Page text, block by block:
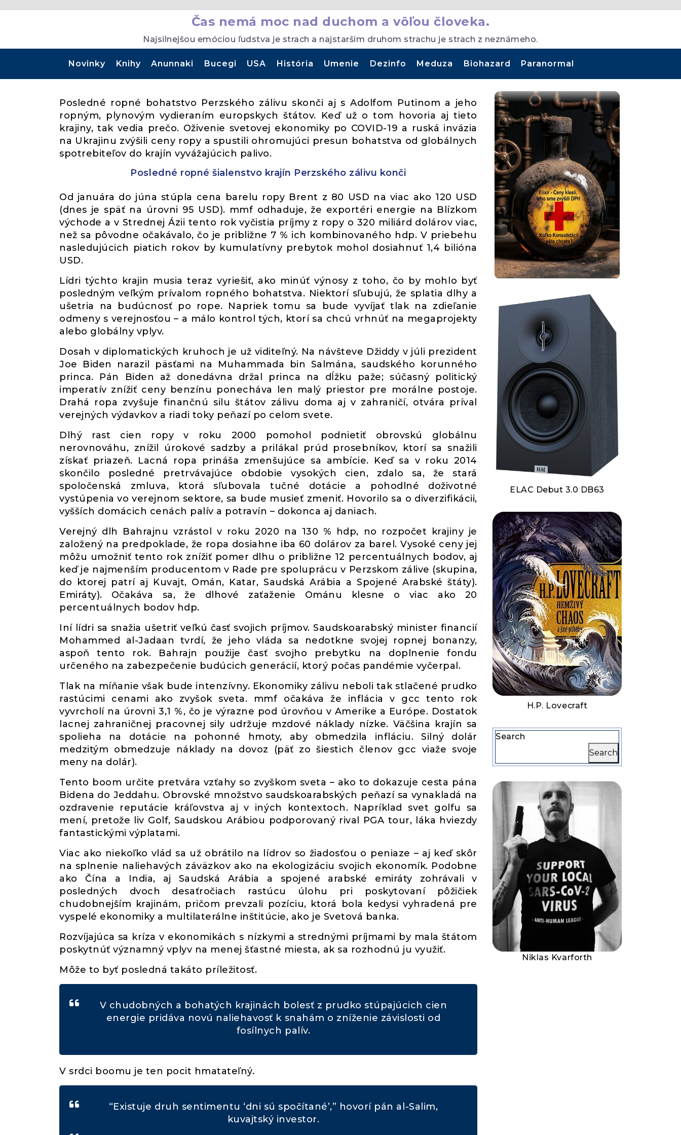
Čas nemá moc nad duchom a vôľou človeka.
Najsilnejšou emóciou ľudstva je strach a najstarším druhom strachu je strach z neznámeho.
Novinky Knihy Anunnaki Bucegi USA História Umenie Dezinfo Meduza Biohazard Paranormal
Posledné ropné bohatstvo Perzského zálivu skonči aj s Adolfom Putinom a jeho
ropným, plynovým vydieraním europskych štátov. Keď už o tom hovoria aj tieto
krajiny, tak vedia prečo. Oživenie svetovej ekonomiky po COVID-19 a ruská invázia
na Ukrajinu zvýšili ceny ropy a spustili ohromujúci presun bohatstva od globálnych
spotrebiteľov do krajín vyvážajúcich palivo.
Posledné ropné šialenstvo krajín Perzského zálivu konči
Od januára do júna stúpla cena barelu ropy Brent z 80 USD na viac ako 120 USD
(dnes je späť na úrovni 95 USD). mmf odhaduje, že exportéri energie na Blízkom
východe a v Strednej Ázii tento rok vyčistia príjmy z ropy o 320 miliárd dolárov viac,
než sa pôvodne očakávalo, čo je približne 7 % ich kombinovaného hdp. V priebehu
nasledujúcich piatich rokov by kumulatívny prebytok mohol dosiahnuť 1,4 bilióna
USD.
Lídri týchto krajin musia teraz vyriešiť, ako minúť výnosy z toho, čo by mohlo byť
posledným veľkým prívalom ropného bohatstva. Niektorí sľubujú, že splatia dlhy a
ušetria na budúcnosť po rope. Napriek tomu sa bude vyvíjať tlak na zdieľanie
odmeny s verejnosťou – a málo kontrol tých, ktorí sa chcú vrhnúť na megaprojekty
alebo globálny vplyv.
Dosah v diplomatických kruhoch je už viditeľný. Na návšteve Džiddy v júli prezident
Joe Biden narazil päsťami na Muhammada bin Salmána, saudského korunného
princa. Pán Biden až donedávna držal princa na dĺžku paže; súčasný politický
imperatív znížiť ceny benzínu ponecháva len malý priestor pre morálne postoje.
Drahá ropa zvyšuje finančnú silu štátov zálivu doma aj v zahraničí, otvára príval
verejných výdavkov a riadi toky peňazí po celom svete.
Dlhý rast cien ropy v roku 2000 pomohol podnietiť obrovskú globálnu
nerovnováhu, znížil úrokové sadzby a prilákal prúd prosebníkov, ktorí sa snažili
získať priazeň. Lacná ropa prináša zmenšujúce sa ambície. Keď sa v roku 2014
skončilo posledné pretrvávajúce obdobie vysokých cien, zdalo sa, že stará
spoločenská zmluva, ktorá sľubovala tučné dotácie a pohodlné doživotné
vystúpenia vo verejnom sektore, sa bude musieť zmeniť. Hovorilo sa o diverzifikácii,
vyšších domácich cenách palív a potravín – dokonca aj daniach.
Verejný dlh Bahrajnu vzrástol v roku 2020 na 130 % hdp, no rozpočet krajiny je
založený na predpoklade, že ropa dosiahne iba 60 dolárov za barel. Vysoké ceny jej
môžu umožniť tento rok znížiť pomer dlhu o približne 12 percentuálnych bodov, aj
keď je najmenším producentom v Rade pre spoluprácu v Perzskom zálive (skupina,
do ktorej patrí aj Kuvajt, Omán, Katar, Saudská Arábia a Spojené Arabské štáty).
Emiráty). Očakáva sa, že dlhové zaťaženie Ománu klesne o viac ako 20
percentuálnych bodov hdp.
Iní lídri sa snažia ušetriť veľkú časť svojich príjmov. Saudskoarabský minister financií
Mohammed al-Jadaan tvrdí, že jeho vláda sa nedotkne svojej ropnej bonanzy,
aspoň tento rok. Bahrajn použije časť svojho prebytku na doplnenie fondu
určeného na zabezpečenie budúcich generácií, ktorý počas pandémie vyčerpal.
Tlak na míňanie však bude intenzívny. Ekonomiky zálivu neboli tak stlačené prudko
rastúcimi cenami ako zvyšok sveta. mmf očakáva že inflácia v gcc tento rok
vyvrcholí na úrovni 3,1 %, čo je výrazne pod úrovňou v Amerike a Európe. Dostatok
lacnej zahraničnej pracovnej sily udržuje mzdové náklady nízke. Väčšina krajín sa
spolieha na dotácie na pohonné hmoty, aby obmedzila infláciu. Silný dolár
medzitým obmedzuje náklady na dovoz (päť zo šiestich členov gcc viaže svoje
meny na dolár).
Tento boom určite pretvára vzťahy so zvyškom sveta – ako to dokazuje cesta pána
Bidena do Jeddahu. Obrovské množstvo saudskoarabských peňazí sa vynakladá na
ozdravenie reputácie kráľovstva aj v iných kontextoch. Napríklad svet golfu sa
mení, pretože liv Golf, Saudskou Arábiou podporovaný rival PGA tour, láka hviezdy
fantastickými výplatami.
Viac ako niekoľko vlád sa už obrátilo na lídrov so žiadosťou o peniaze – aj keď skôr
na splnenie naliehavých záväzkov ako na ekologizáciu svojich ekonomík. Podobne
ako Čína a India, aj Saudská Arábia a spojené arabské emiráty zohrávali v
posledných dvoch desaťročiach rastúcu úlohu pri poskytovaní pôžičiek
chudobnejším krajinám, pričom prevzali pozíciu, ktorá bola kedysi vyhradená pre
vyspelé ekonomiky a multilaterálne inštitúcie, ako je Svetová banka.
Rozvíjajúca sa kríza v ekonomikách s nízkymi a strednými príjmami by mala štátom
poskytnúť významný vplyv na menej šťastné miesta, ak sa rozhodnú ju využiť.
Môže to byť posledná takáto príležitosť.
V chudobných a bohatých krajinách bolesť z prudko stúpajúcich cien
energie pridáva novú naliehavosť k snahám o zníženie závislosti od
fosílnych palív.
V srdci boomu je ten pocit hmatateľný.
“Existuje druh sentimentu ‘dni sú spočítané’,” hovorí pán al-Salim,
kuvajtský investor.
ELAC Debut 3.0 DB63
H.P. Lovecraft
Search
Search
Niklas Kvarforth